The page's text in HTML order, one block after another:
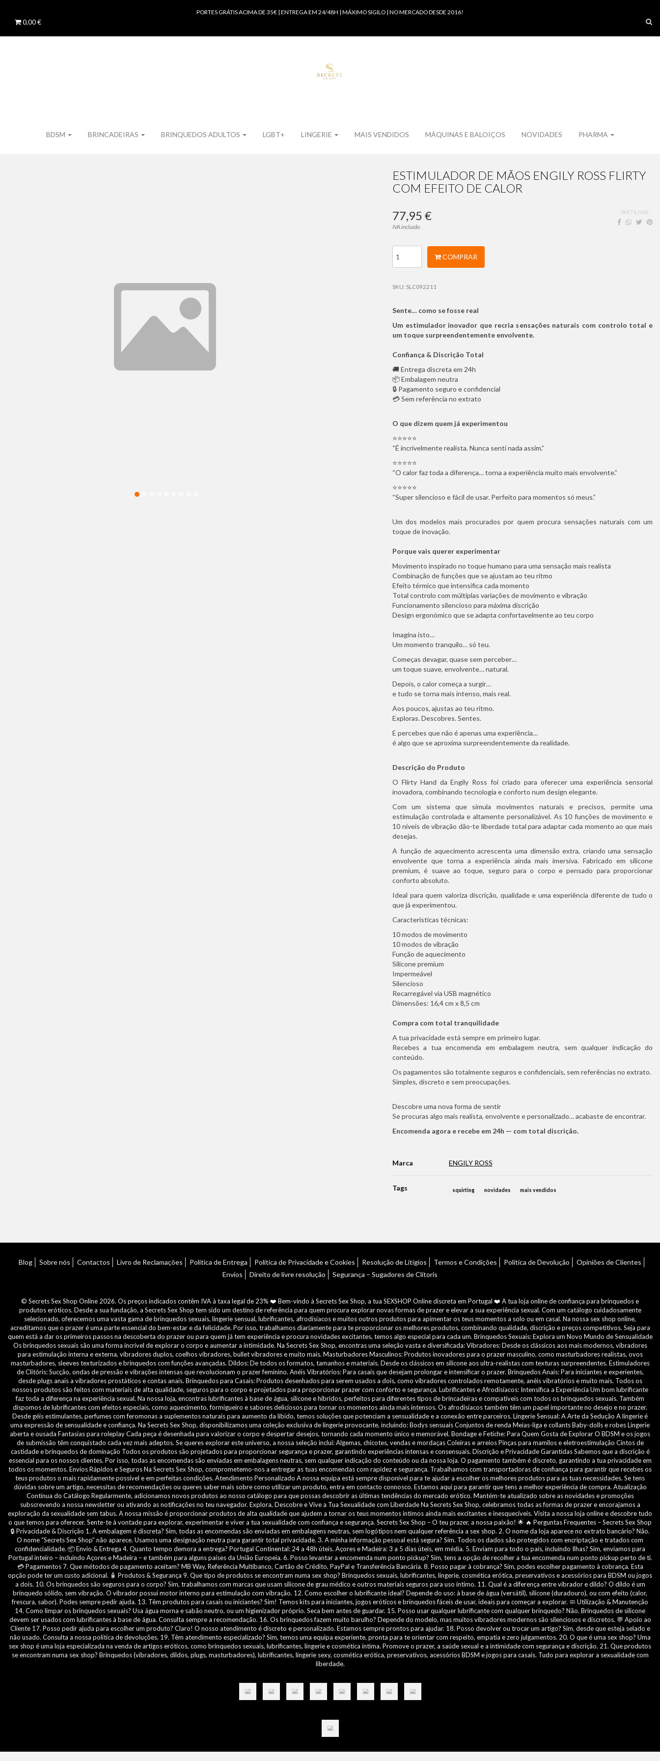
PORTES GRÁTIS ACIMA DE 35€ | ENTREGA EM 24/48H | MÁXIMO SIGILO | NO MERCADO DESDE 2016!
0,00 €
BDSM BRINCADEIRAS BRINQUEDOS ADULTOS LGBT+ LINGERIE MAIS VENDIDOS MÁQUINAS E BALOIÇOS NOVIDADES PHARMA
ESTIMULADOR DE MÃOS ENGILY ROSS FLIRTY
COM EFEITO DE CALOR
77,95 €
IVA incluído.
PARTILHAR
COMPRAR
SKU: SLC092211
Sente… como se fosse real
Um estimulador inovador que recria sensações naturais com controlo total e
um toque surpreendentemente envolvente.
Confiança & Discrição Total
🚚 Entrega discreta em 24h
📦 Embalagem neutra
🔒 Pagamento seguro e confidencial
💳 Sem referência no extrato
O que dizem quem já experimentou
⭐️⭐️⭐️⭐️⭐️
“É incrivelmente realista. Nunca senti nada assim.”
⭐️⭐️⭐️⭐️⭐️
“O calor faz toda a diferença… torna a experiência muito mais envolvente.”
⭐️⭐️⭐️⭐️⭐️
“Super silencioso e fácil de usar. Perfeito para momentos só meus.”
Um dos modelos mais procurados por quem procura sensações naturais com um
toque de inovação.
Porque vais querer experimentar
Movimento inspirado no toque humano para uma sensação mais realista
Combinação de funções que se ajustam ao teu ritmo
Efeito térmico que intensifica cada momento
Total controlo com múltiplas variações de movimento e vibração
Funcionamento silencioso para máxima discrição
Design ergonómico que se adapta confortavelmente ao teu corpo
Imagina isto…
Um momento tranquilo… só teu.
Começas devagar, quase sem perceber…
um toque suave, envolvente… natural.
Depois, o calor começa a surgir…
e tudo se torna mais intenso, mais real.
Aos poucos, ajustas ao teu ritmo.
Exploras. Descobres. Sentes.
E percebes que não é apenas uma experiência…
é algo que se aproxima surpreendentemente da realidade.
Descrição do Produto
O Flirty Hand da Engily Ross foi criado para oferecer uma experiência sensorial
inovadora, combinando tecnologia e conforto num design elegante.
Com um sistema que simula movimentos naturais e precisos, permite uma
estimulação controlada e altamente personalizável. As 10 funções de movimento e
10 níveis de vibração dão-te liberdade total para adaptar cada momento ao que mais
desejas.
A função de aquecimento acrescenta uma dimensão extra, criando uma sensação
envolvente que torna a experiência ainda mais imersiva. Fabricado em silicone
premium, é suave ao toque, seguro para o corpo e pensado para proporcionar
conforto absoluto.
Ideal para quem valoriza discrição, qualidade e uma experiência diferente de tudo o
que já experimentou.
Características técnicas:
10 modos de movimento
10 modos de vibração
Função de aquecimento
Silicone premium
Impermeável
Silencioso
Recarregável via USB magnético
Dimensões: 16,4 cm x 8,5 cm
Compra com total tranquilidade
A tua privacidade está sempre em primeiro lugar.
Recebes a tua encomenda em embalagem neutra, sem qualquer indicação do
conteúdo.
Os pagamentos são totalmente seguros e confidenciais, sem referências no extrato.
Simples, discreto e sem preocupações.
Descobre uma nova forma de sentir
Se procuras algo mais realista, envolvente e personalizado… acabaste de encontrar.
Encomenda agora e recebe em 24h — com total discrição.
Marca ENGILY ROSS
Tags squirting novidades mais vendidos
Blog Sobre nós Contactos Livro de Reclamações Política de Entrega Política de Privacidade e Cookies Resolução de Litígios Termos e Condições Política de Devolução
Opiniões de Clientes
Envios
Direito de livre resolução Segurança – Sugadores de Clítoris
© Secrets Sex Shop Online 2026. Os preços indicados contêm IVA à taxa legal de 23% ❤️ Bem-vindo à Secrets Sex Shop, a tua SEXSHOP Online discreta em Portugal ❤️ A tua loja online de confiança para brinquedos e
produtos eróticos. Desde a sua fundação, a Secrets Sex Shop tem sido um destino de referência para quem procura explorar novas formas de prazer e elevar a sua experiência sexual. Com um catálogo cuidadosamente
selecionado, oferecemos uma vasta gama de brinquedos sexuais, lingerie sensual, lubrificantes, afrodisíacos e muitos outros produtos para apimentar os teus momentos a solo ou em casal. Na nossa sex shop online,
acreditamos que o prazer é uma parte essencial do bem-estar e da felicidade. Por isso, trabalhamos diariamente para te proporcionar os melhores produtos, combinando qualidade, discrição e preços competitivos. Seja para
quem está a dar os primeiros passos na descoberta do prazer ou para quem já tem experiência e procura novidades excitantes, temos algo especial para cada um. Brinquedos Sexuais: Explora um Novo Mundo de Sensualidade
Os brinquedos sexuais são uma forma incrível de explorar o corpo e aumentar a intimidade. Na Secrets Sex Shop, encontras uma seleção vasta e diversificada: Vibradores: Desde os clássicos aos mais modernos, vibradores
para estimulação interna e externa, vibradores duplos, coelhos vibradores, bullet vibradores e muito mais. Masturbadores Masculinos: Produtos inovadores para o prazer masculino, como masturbadores realistas, ovos
masturbadores, sleeves texturizados e brinquedos com funções avançadas. Dildos: De todos os formatos, tamanhos e materiais. Desde os clássicos em silicone aos ultra-realistas com texturas surpreendentes. Estimuladores
de Clitóris: Sucção, ondas de pressão e vibrações intensas que revolucionam o prazer feminino. Anéis Vibratórios: Para casais que desejam prolongar e intensificar o prazer. Brinquedos Anais: Para iniciantes e experientes,
desde plugs anais a vibradores prostáticos e contas anais. Brinquedos para Casais: Produtos desenhados para serem usados a dois, como vibradores controlados remotamente, anéis vibratórios e muito mais. Todos os
nossos produtos são feitos com materiais de alta qualidade, seguros para o corpo e projetados para proporcionar prazer com conforto e segurança. Lubrificantes e Afrodisíacos: Intensifica a Experiência Um bom lubrificante
faz toda a diferença na experiência sexual. Na nossa loja, encontras lubrificantes à base de água, silicone e híbridos, perfeitos para diferentes tipos de brincadeiras e compatíveis com todos os brinquedos sexuais. Também
dispomos de lubrificantes com efeitos especiais, como aquecimento, formigueiro e sabores deliciosos para tornar os momentos ainda mais intensos. Os afrodisíacos também têm um papel importante no desejo e no prazer.
Desde géis estimulantes, perfumes com feromonas a suplementos naturais para aumento da libido, temos soluções que potenciam a sensualidade e a conexão entre parceiros. Lingerie Sensual: A Arte da Sedução A lingerie é
uma expressão de sensualidade e confiança. Na Secrets Sex Shop, disponibilizamos uma coleção exclusiva de lingerie provocante, incluindo: Bodys sensuais Conjuntos de renda Meias-liga e collants Baby-dolls e robes Lingerie
aberta e ousada Fantasias para roleplay Cada peça é desenhada para valorizar o corpo e despertar desejos, tornando cada momento único e memorável. Bondage e Fetiche: Para Quem Gosta de Explorar O BDSM e os jogos
de submissão têm conquistado cada vez mais adeptos. Se queres explorar este universo, a nossa seleção inclui: Algemas, chicotes, vendas e mordaças Coleiras e arreios Pinças para mamilos e eletroestimulação Cintos de
castidade e brinquedos de dominação Todos os produtos são projetados para proporcionar segurança e prazer, garantindo experiências intensas e consensuais. Discrição e Privacidade Garantidas Sabemos que a discrição é
essencial para os nossos clientes. Por isso, todas as encomendas são enviadas em embalagens neutras, sem qualquer indicação do conteúdo ou da nossa loja. O pagamento também é discreto, garantindo a tua privacidade em
todos os momentos. Envios Rápidos e Seguros Na Secrets Sex Shop, comprometemo-nos a entregar as tuas encomendas com rapidez e segurança. Trabalhamos com transportadoras de confiança para garantir que recebes os
teus produtos o mais rapidamente possível e em perfeitas condições. Atendimento Personalizado A nossa equipa está sempre disponível para te ajudar a escolher os melhores produtos para as tuas necessidades. Se tens
dúvidas sobre um artigo, necessitas de recomendações ou queres saber mais sobre como utilizar um produto, entra em contacto connosco. Estamos aqui para garantir que tens a melhor experiência de compra. Atualização
Contínua do Catálogo Regularmente, adicionamos novos produtos ao nosso catálogo para que possas descobrir as últimas tendências do mercado erótico. Mantém-te atualizado sobre as novidades e promoções
subscrevendo a nossa newsletter ou ativando as notificações no teu navegador. Explora, Descobre e Vive a Tua Sexualidade com Liberdade Na Secrets Sex Shop, celebramos todas as formas de prazer e encorajamos a
exploração da sexualidade sem tabus. A nossa missão é proporcionar produtos de alta qualidade que ajudem a tornar os teus momentos íntimos ainda mais excitantes e inesquecíveis. Visita a nossa loja online e descobre tudo
o que temos para oferecer. Sente-te à vontade para explorar, experimentar e viver a tua sexualidade com confiança e segurança. Secrets Sex Shop – O teu prazer, a nossa paixão! 🌟 🔥 Perguntas Frequentes – Secrets Sex Shop
🔒 Privacidade & Discrição 1. A embalagem é discreta? Sim, todas as encomendas são enviadas em embalagens neutras, sem logótipos nem qualquer referência a sex shop. 2. O nome da loja aparece no extrato bancário? Não.
O nome “Secrets Sex Shop” não aparece. Usamos uma designação neutra para garantir total privacidade. 3. A minha informação pessoal está segura? Sim. Todos os dados são protegidos com encriptação e tratados com
confidencialidade. 📦 Envio & Entrega 4. Quanto tempo demora a entrega? Portugal Continental: 24 a 48h úteis. Açores e Madeira: 3 a 5 dias úteis, em média. 5. Enviam para todo o país, incluindo Ilhas? Sim, enviamos para
Portugal inteiro – incluindo Açores e Madeira – e também para alguns países da União Europeia. 6. Posso levantar a encomenda num ponto pickup? Sim, tens a opção de recolher a tua encomenda num ponto pickup perto de ti.
💳 Pagamentos 7. Que métodos de pagamento aceitam? MB Way, Referência Multibanco, Cartão de Crédito, PayPal e Transferência Bancária. 8. Posso pagar à cobrança? Sim, podes escolher pagamento à cobrança. Esta
opção pode ter um custo adicional. 🧴 Produtos & Segurança 9. Que tipo de produtos se encontram numa sex shop? Brinquedos sexuais, lubrificantes, lingerie, cosmética erótica, preservativos e acessórios para BDSM ou jogos
a dois. 10. Os brinquedos são seguros para o corpo? Sim, trabalhamos com marcas que usam silicone de grau médico e outros materiais seguros para uso íntimo. 11. Qual é a diferença entre vibrador e dildo? O dildo é um
brinquedo sólido, sem vibração. O vibrador possui motor interno para estimulação com vibração. 12. Como escolher o lubrificante ideal? Depende do uso: à base de água (versátil), silicone (duradouro), ou com efeito (calor,
frescura, sabor). Podes sempre pedir ajuda. 13. Têm produtos para casais ou iniciantes? Sim! Temos kits para iniciantes, jogos eróticos e brinquedos fáceis de usar, ideais para começar a explorar. 🧼 Utilização & Manutenção
14. Como limpar os brinquedos sexuais? Usa água morna e sabão neutro, ou um higienizador próprio. Seca bem antes de guardar. 15. Posso usar qualquer lubrificante com qualquer brinquedo? Não. Brinquedos de silicone
devem ser usados com lubrificantes à base de água. Consulta sempre a recomendação. 16. Os brinquedos fazem muito barulho? Depende do modelo, mas muitos vibradores modernos são silenciosos e discretos. 💬 Apoio ao
Cliente 17. Posso pedir ajuda para escolher um produto? Claro! O nosso atendimento é discreto e personalizado. Estamos sempre prontos para ajudar. 18. Posso devolver ou trocar um artigo? Sim, desde que esteja selado e
não usado. Consulta a nossa política de devoluções. 19. Têm atendimento especializado? Sim, temos uma equipa experiente, pronta para te orientar com respeito, empatia e zero julgamentos. 20. O que é uma sex shop? Uma
sex shop é uma loja especializada na venda de artigos eróticos, como brinquedos sexuais, lubrificantes, lingerie e cosmética íntima. Promove o prazer, a saúde sexual e a intimidade com segurança e discrição. 21. Que produtos
se encontram numa sex shop? Brinquedos (vibradores, dildos, plugs, masturbadores), lubrificantes, lingerie sexy, cosmética erótica, preservativos, acessórios BDSM e jogos para casais. Tudo para explorar a sexualidade com
liberdade.